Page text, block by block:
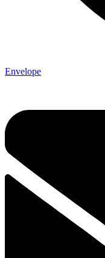
Envelope